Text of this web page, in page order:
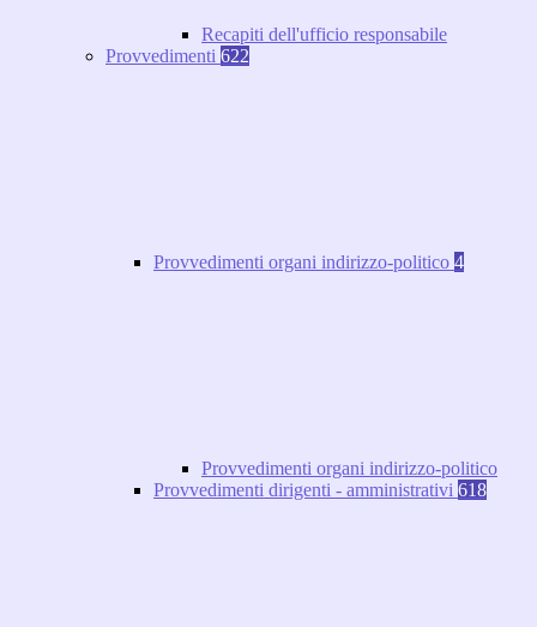
Recapiti dell'ufficio responsabile
Provvedimenti 622
Provvedimenti organi indirizzo-politico 4
Provvedimenti organi indirizzo-politico
Provvedimenti dirigenti - amministrativi 618